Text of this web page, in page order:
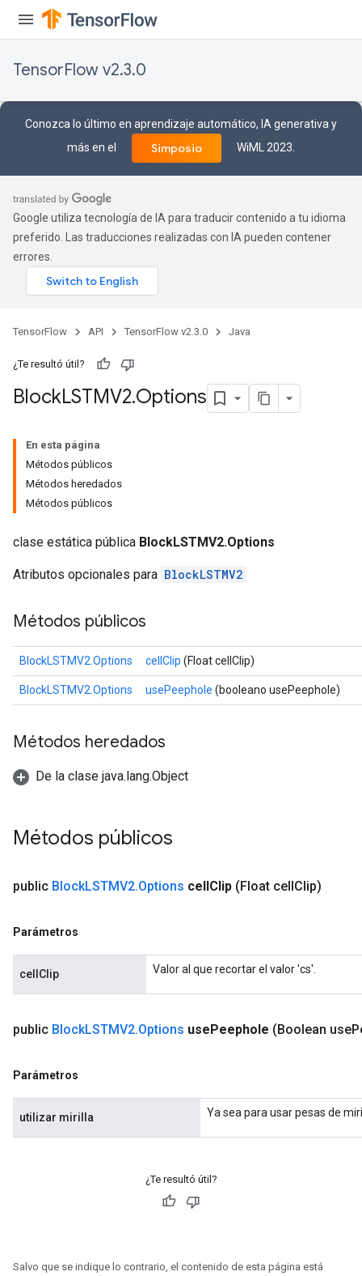
TensorFlow v2.3.0
Conozca lo último en aprendizaje automático, IA generativa y
más en el
Simposio WiML 2023.
Google utiliza tecnología de IA para traducir contenido a tu idioma
preferido. Las traducciones realizadas con IA pueden contener
errores.
TensorFlow API TensorFlow v2.3.0 Java
¿Te resultó útil?
BlockLSTMV2.Options
En esta página
Métodos públicos
Métodos heredados
Métodos públicos
clase estática pública BlockLSTMV2.Options
Atributos opcionales para BlockLSTMV2
Métodos públicos
BlockLSTMV2.Options cellClip (Float cellClip)
BlockLSTMV2.Options usePeephole (booleano usePeephole)
Métodos heredados
De la clase java.lang.Object
Métodos públicos
public BlockLSTMV2.Options cellClip (Float cellClip)
Parámetros
cellClip Valor al que recortar el valor 'cs'.
public BlockLSTMV2.Options usePeephole (Boolean use
Parámetros
utilizar mirilla Ya sea para usar pesas de
¿Te resultó útil?
Salvo que se indique lo contrario, el contenido de esta página está